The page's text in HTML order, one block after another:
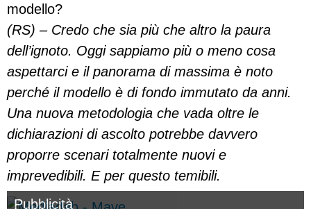
modello?
(RS) – Credo che sia più che altro la paura
dell’ignoto. Oggi sappiamo più o meno cosa
aspettarci e il panorama di massima è noto
perché il modello è di fondo immutato da anni.
Una nuova metodologia che vada oltre le
dichiarazioni di ascolto potrebbe davvero
proporre scenari totalmente nuovi e
imprevedibili. E per questo temibili.
Pubblicità